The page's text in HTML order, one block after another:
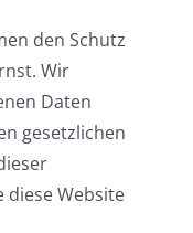
den Schutz
Wir
Daten
gesetzlichen
diese Website